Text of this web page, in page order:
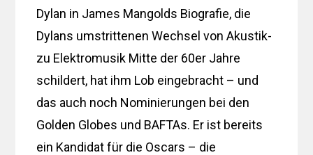
Dylan in James Mangolds Biografie, die
Dylans umstrittenen Wechsel von Akustik-
zu Elektromusik Mitte der 60er Jahre
schildert, hat ihm Lob eingebracht – und
das auch noch Nominierungen bei den
Golden Globes und BAFTAs. Er ist bereits
ein Kandidat für die Oscars – die